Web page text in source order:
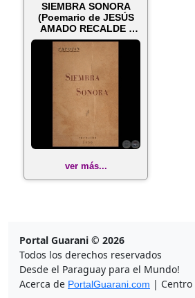
SIEMBRA SONORA
(Poemario de JESÚS
AMADO RECALDE -
PAPOTIN)
ver más...
Portal Guarani © 2026
Todos los derechos reservados
Desde el Paraguay para el Mundo!
Acerca de PortalGuarani.com | Centro